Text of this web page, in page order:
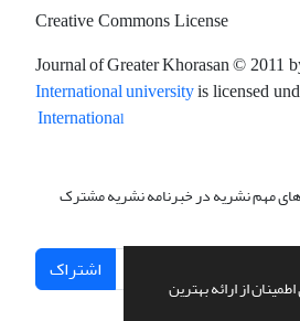
از ارائه بهترین
Creative Commons License
Journal of Greater Khorasan© 2011
International universityis licensed
International
های مهم نشریه در خبرنامه نشریه مشترک
اشتراک